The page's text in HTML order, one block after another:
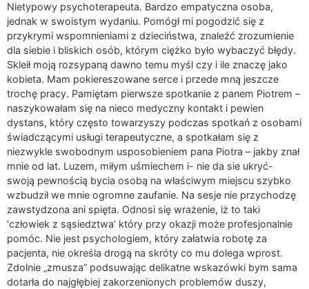
Nietypowy psychoterapeuta. Bardzo empatyczna osoba,
jednak w swoistym wydaniu. Pomógł mi pogodzić się z
przykrymi wspomnieniami z dzieciństwa, znaleźć zrozumienie
dla siebie i bliskich osób, którym ciężko było wybaczyć błędy.
Skleił moją rozsypaną dawno temu myśl czy i ile znaczę jako
kobieta. Mam pokiereszowane serce i przede mną jeszcze
trochę pracy. Pamiętam pierwsze spotkanie z panem Piotrem –
naszykowałam się na nieco medyczny kontakt i pewien
dystans, który często towarzyszy podczas spotkań z osobami
świadczącymi usługi terapeutyczne, a spotkałam się z
niezwykle swobodnym usposobieniem pana Piotra – jakby znał
mnie od lat. Luzem, miłym uśmiechem i- nie da sie ukryć-
swoją pewnością bycia osobą na właściwym miejscu szybko
wzbudził we mnie ogromne zaufanie. Na sesje nie przychodzę
zawstydzona ani spięta. Odnosi się wrażenie, iż to taki
'człowiek z sąsiedztwa’ który przy okazji może profesjonalnie
pomóc. Nie jest psychologiem, który załatwia robotę za
pacjenta, nie określa drogą na skróty co mu dolega wprost.
Zdolnie „zmusza” podsuwając delikatne wskazówki bym sama
dotarła do najgłębiej zakorzenionych problemów duszy,